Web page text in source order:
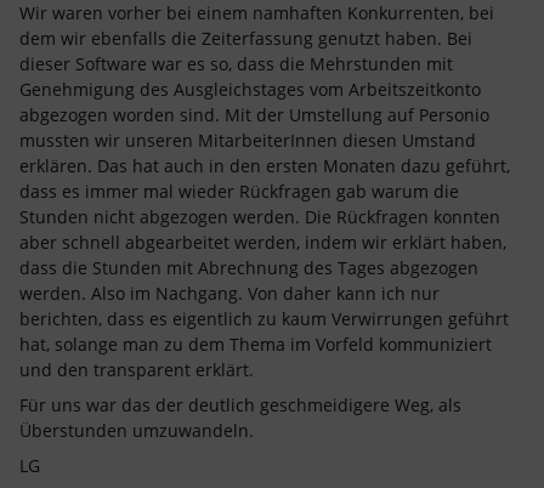
Wir waren vorher bei einem namhaften Konkurrenten, bei
dem wir ebenfalls die Zeiterfassung genutzt haben. Bei
dieser Software war es so, dass die Mehrstunden mit
Genehmigung des Ausgleichstages vom Arbeitszeitkonto
abgezogen worden sind. Mit der Umstellung auf Personio
mussten wir unseren MitarbeiterInnen diesen Umstand
erklären. Das hat auch in den ersten Monaten dazu geführt,
dass es immer mal wieder Rückfragen gab warum die
Stunden nicht abgezogen werden. Die Rückfragen konnten
aber schnell abgearbeitet werden, indem wir erklärt haben,
dass die Stunden mit Abrechnung des Tages abgezogen
werden. Also im Nachgang. Von daher kann ich nur
berichten, dass es eigentlich zu kaum Verwirrungen geführt
hat, solange man zu dem Thema im Vorfeld kommuniziert
und den transparent erklärt.
Für uns war das der deutlich geschmeidigere Weg, als
Überstunden umzuwandeln.
LG